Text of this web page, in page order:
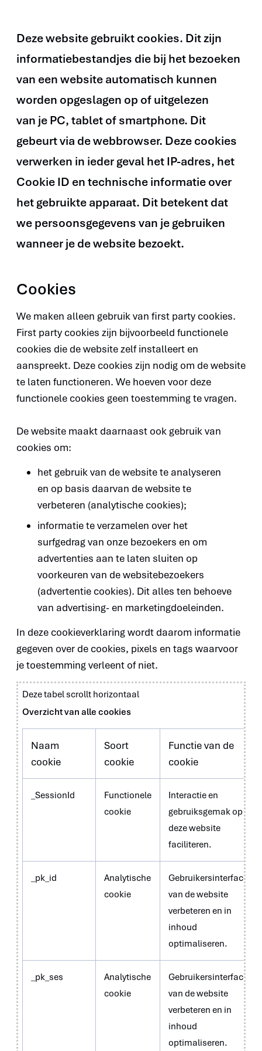
website
worden
toegestaan
geweigerd.
Deze website gebruikt cookies. Dit zijn
informatiebestandjes die bij het bezoeken
van een website automatisch kunnen
worden opgeslagen op of uitgelezen
van je PC, tablet of smartphone. Dit
gebeurt via de webbrowser. Deze cookies
verwerken in ieder geval het IP-adres, het
Cookie ID en technische informatie over
het gebruikte apparaat. Dit betekent dat
we persoonsgegevens van je gebruiken
wanneer je de website bezoekt.
Cookies
We maken alleen gebruik van first party cookies.
First party cookies zijn bijvoorbeeld functionele
cookies die de website zelf installeert en
aanspreekt. Deze cookies zijn nodig om de website
te laten functioneren. We hoeven voor deze
functionele cookies geen toestemming te vragen.
De website maakt daarnaast ook gebruik van
cookies om:
het gebruik van de website te analyseren
en op basis daarvan de website te
verbeteren (analytische cookies);
informatie te verzamelen over het
surfgedrag van onze bezoekers en om
advertenties aan te laten sluiten op
voorkeuren van de websitebezoekers
(advertentie cookies). Dit alles ten behoeve
van advertising- en marketingdoeleinden.
In deze cookieverklaring wordt daarom informatie
gegeven over de cookies, pixels en tags waarvoor
je toestemming verleent of niet.
Deze tabel scrollt horizontaal
Overzicht van alle cookies
Naam
cookie
Soort
cookie
Functie van de
cookie
_SessionId
Functionele
cookie
Interactie en
gebruiksgemak op
deze website
faciliteren.
_pk_id
Analytische
cookie
Gebruikersinterface
van de website
verbeteren en in
inhoud
optimaliseren.
_pk_ses
Analytische
cookie
Gebruikersinterface
van de website
verbeteren en in
inhoud
optimaliseren.